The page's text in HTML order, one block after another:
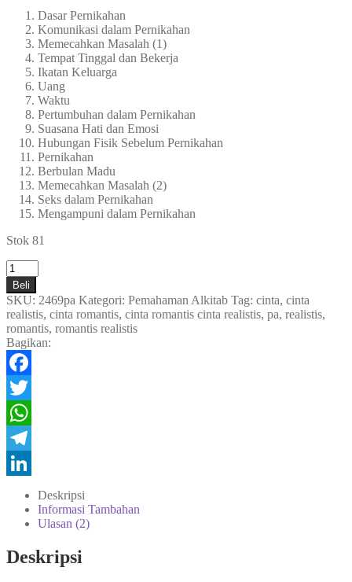
Dasar Pernikahan
Komunikasi dalam Pernikahan
Memecahkan Masalah (1)
Tempat Tinggal dan Bekerja
Ikatan Keluarga
Uang
Waktu
Pertumbuhan dalam Pernikahan
Suasana Hati dan Emosi
Hubungan Fisik Sebelum Pernikahan
Pernikahan
Berbulan Madu
Memecahkan Masalah (2)
Seks dalam Pernikahan
Mengampuni dalam Pernikahan
Stok 81
Kuantitas
Cinta
Romantis
Cinta
Realistis
Beli
SKU: 2469pa Kategori: Pemahaman Alkitab Tag: cinta, cinta
realistis, cinta romantis, cinta romantis cinta realistis, pa, realistis,
romantis, romantis realistis
Bagikan:
Facebook
Twitter
WhatsApp
Telegram
LinkedIn
Deskripsi
Informasi Tambahan
Ulasan (2)
Deskripsi